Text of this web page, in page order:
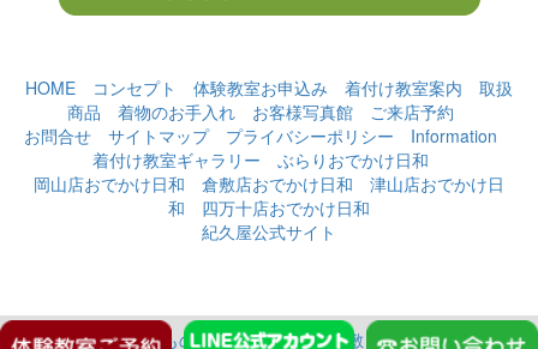
HOME コンセプト 体験教室お申込み 着付け教室案内
取扱
商品
着物のお手入れ お客様写真館
ご来店予約
お問合せ
サイトマップ プライバシーポリシー
Information
着付け教室ギャラリー
ぶらりおでかけ日和
岡山店おでかけ日和
倉敷店おでかけ日和
津山店おでかけ日
和
四万十店おでかけ日和
紀久屋公式サイト
Copyright(c)無料きもの着付教室｜岡山・倉敷・津山・四万十に4店